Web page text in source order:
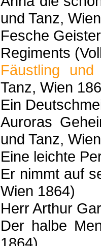
und Tanz,
Fesche
Regiments
Fäustling und
Tanz, Wien
Ein
Auroras
und Tanz,
Eine leichte
Er nimmt auf
Wien 1864)
Herr Arthur
Der halbe
1864)